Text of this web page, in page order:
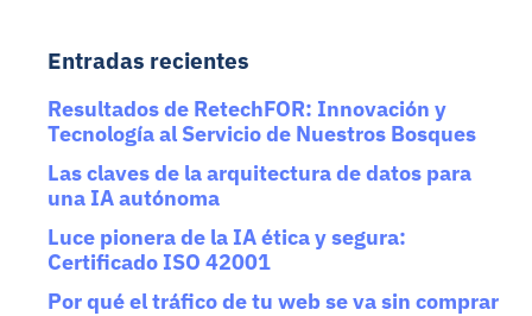
Entradas recientes
Resultados de RetechFOR: Innovación y
Tecnología al Servicio de Nuestros Bosques
Las claves de la arquitectura de datos para
una IA autónoma
Luce pionera de la IA ética y segura:
Certificado ISO 42001
Por qué el tráfico de tu web se va sin comprar